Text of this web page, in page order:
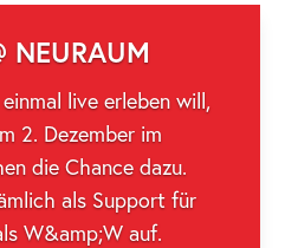
NEURAUM
live erleben will,
2. Dezember im
die Chance dazu.
als Support für
W&amp;W auf.